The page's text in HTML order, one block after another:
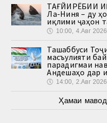
ТАҒЙИРЁБИИ
Ла-Ниня – ду
иқлими ҷаҳон
🕔 10:00, 4.Авг 2026
Ташаббуси
масъулияти
парадигмаи
Андешаҳо дар
🕔 14:00, 2.Авг 2026
Ҳамаи